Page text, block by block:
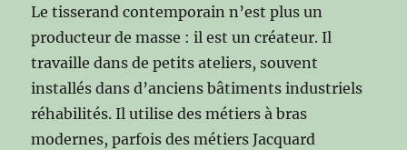
Le tisserand contemporain n’est plus un
producteur de masse : il est un créateur. Il
travaille dans de petits ateliers, souvent
installés dans d’anciens bâtiments industriels
réhabilités. Il utilise des métiers à bras
modernes, parfois des métiers Jacquard